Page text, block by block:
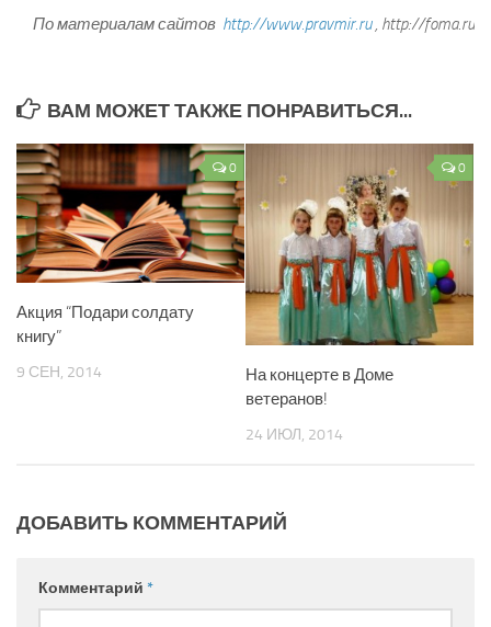
По материалам сайтов http://www.pravmir.ru, http://foma.ru
ВАМ МОЖЕТ ТАКЖЕ ПОНРАВИТЬСЯ...
0
Акция “Подари солдату
книгу”
9 СЕН, 2014
0
На концерте в Доме
ветеранов!
24 ИЮЛ, 2014
ДОБАВИТЬ КОММЕНТАРИЙ
Комментарий *